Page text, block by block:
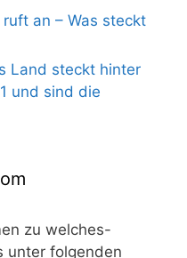
an – Was steckt
Land steckt hinter
und sind die
zu welches-
unter folgenden